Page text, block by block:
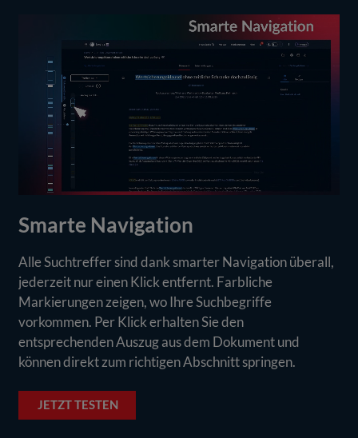
Smarte Navigation
Alle Suchtreffer sind dank smarter Navigation überall,
jederzeit nur einen Klick entfernt. Farbliche
Markierungen zeigen, wo Ihre Suchbegriffe
vorkommen. Per Klick erhalten Sie den
entsprechenden Auszug aus dem Dokument und
können direkt zum richtigen Abschnitt springen.
JETZT TESTEN